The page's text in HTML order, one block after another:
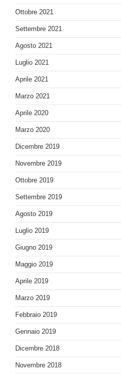
Ottobre 2021
Settembre 2021
Agosto 2021
Luglio 2021
Aprile 2021
Marzo 2021
Aprile 2020
Marzo 2020
Dicembre 2019
Novembre 2019
Ottobre 2019
Settembre 2019
Agosto 2019
Luglio 2019
Giugno 2019
Maggio 2019
Aprile 2019
Marzo 2019
Febbraio 2019
Gennaio 2019
Dicembre 2018
Novembre 2018